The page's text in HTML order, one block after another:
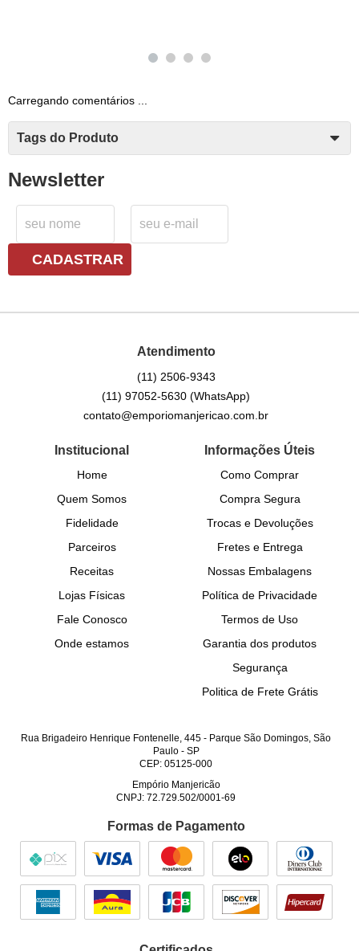
Carregando comentários ...
Tags do Produto
Newsletter
CADASTRAR
Atendimento
(11) 2506-9343
(11) 97052-5630(WhatsApp)
contato@emporiomanjericao.com.br
Institucional
Home
Quem Somos
Fidelidade
Parceiros
Receitas
Lojas Físicas
Fale Conosco
Onde estamos
Informações Úteis
Como Comprar
Compra Segura
Trocas e Devoluções
Fretes e Entrega
Nossas Embalagens
Política de Privacidade
Termos de Uso
Garantia dos produtos
Segurança
Politica de Frete Grátis
Rua Brigadeiro Henrique Fontenelle, 445 - Parque São Domingos, São
Paulo- SP
CEP: 05125-000
Empório Manjericão
CNPJ: 72.729.502/0001-69
Formas de Pagamento